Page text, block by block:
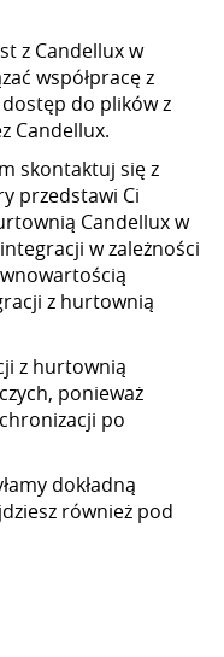
z Candellux w
współpracę z
do plików z
Candellux.
skontaktuj się z
przedstawi Ci
Candellux w
w zależności
z hurtownią
z hurtownią
ponieważ
po
dokładną
również pod